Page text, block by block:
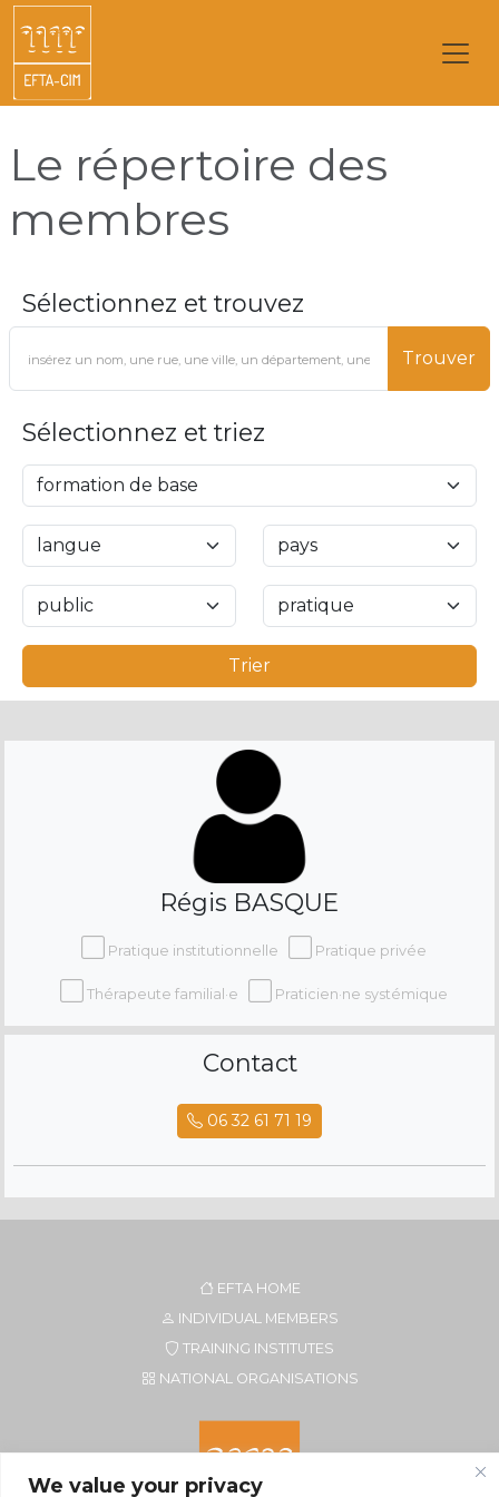
We value your privacy
Le répertoire des
membres
Sélectionnez et trouvez
Trouver
Sélectionnez et triez
Trier
Régis BASQUE
Pratique institutionnelle Pratique privée
Thérapeute familial·e Praticien·ne systémique
Contact
06 32 61 71 19
EFTA HOME
INDIVIDUAL MEMBERS
TRAINING INSTITUTES
NATIONAL ORGANISATIONS